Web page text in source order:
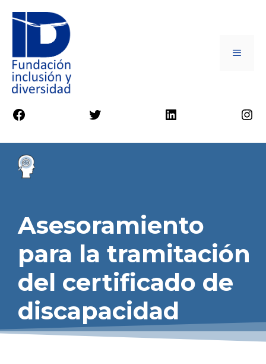
Asesoramiento
para la tramitación
del certificado de
discapacidad